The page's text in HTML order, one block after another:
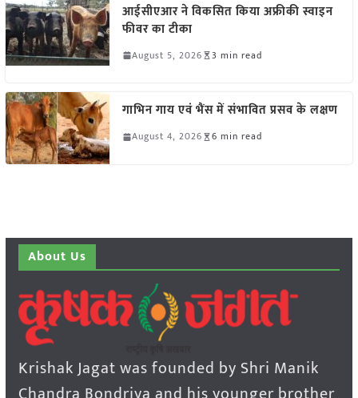
आईसीएआर ने विकसित किया अफ्रीकी स्वाइन
फीवर का टीका
August 5, 2026 3 min read
गाभिन गाय एवं भैंस में संभावित प्रसव के लक्षण
August 4, 2026 6 min read
About Us
Krishak Jagat was founded by Shri Manik